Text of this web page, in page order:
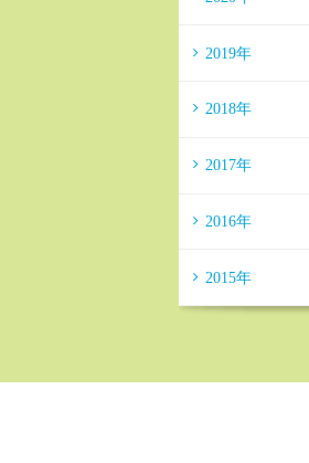
2019年
2018年
2017年
2016年
2015年